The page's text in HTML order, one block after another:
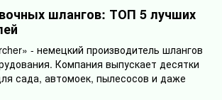
шлангов: ТОП 5 лучших
- немецкий производитель шлангов
Компания выпускает десятки
сада, автомоек, пылесосов и даже